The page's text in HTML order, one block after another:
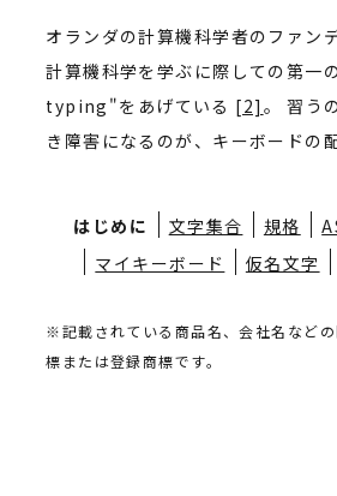
オランダの計算機科学者のファン
計算機科学を学ぶに際しての第
typing"をあげている [2] 。 習う
き障害になるのが、キーボードの
はじめに 文字集合 規格
マイキーボード
仮名文字
※記載されている商品名、会社名など
標または登録商標です。